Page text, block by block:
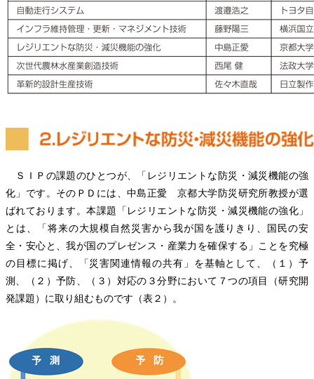
ＳＩＰの課題のひとつが、「レジリエントな防災・減災機能の強
化」です。そのＰＤには、中島正愛 京都大学防災研究所教授が選
ばれております。本課題「レジリエントな防災・減災機能の強化」
とは、「将来の大規模自然災害から我が国を護りきり、国民の安
全・安心と、我が国のプレゼンス・産業力を確保する」ことを究極
の目標に掲げ、「災害関連情報の共有」を基軸として、（１）予
測、（２）予防、（３）対応の３分野において７つの項目（研究開
発課題）に取り組むものです（表２）。